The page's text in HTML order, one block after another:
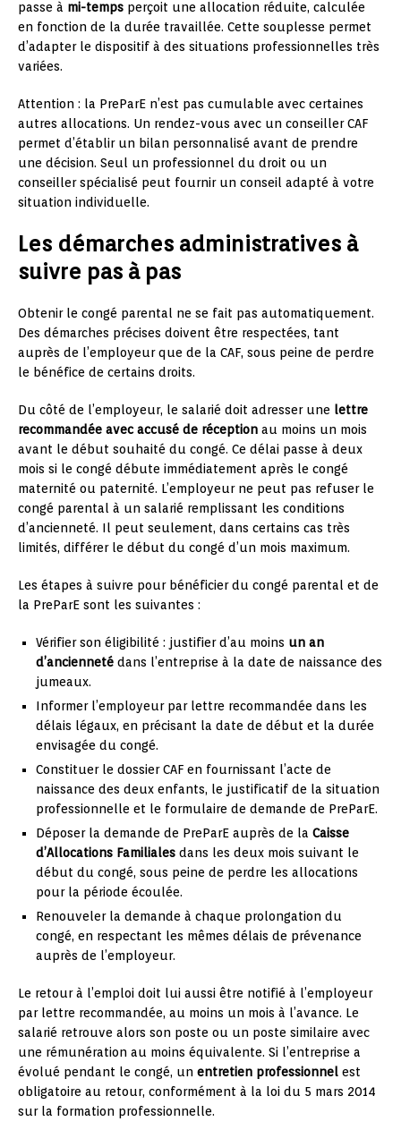
passe à mi-temps perçoit une allocation réduite, calculée
en fonction de la durée travaillée. Cette souplesse permet
d’adapter le dispositif à des situations professionnelles très
variées.
Attention : la PreParE n’est pas cumulable avec certaines
autres allocations. Un rendez-vous avec un conseiller CAF
permet d’établir un bilan personnalisé avant de prendre
une décision. Seul un professionnel du droit ou un
conseiller spécialisé peut fournir un conseil adapté à votre
situation individuelle.
Les démarches administratives à
suivre pas à pas
Obtenir le congé parental ne se fait pas automatiquement.
Des démarches précises doivent être respectées, tant
auprès de l’employeur que de la CAF, sous peine de perdre
le bénéfice de certains droits.
Du côté de l’employeur, le salarié doit adresser une lettre
recommandée avec accusé de réception au moins un mois
avant le début souhaité du congé. Ce délai passe à deux
mois si le congé débute immédiatement après le congé
maternité ou paternité. L’employeur ne peut pas refuser le
congé parental à un salarié remplissant les conditions
d’ancienneté. Il peut seulement, dans certains cas très
limités, différer le début du congé d’un mois maximum.
Les étapes à suivre pour bénéficier du congé parental et de
la PreParE sont les suivantes :
Vérifier son éligibilité : justifier d’au moins un an
d’ancienneté dans l’entreprise à la date de naissance des
jumeaux.
Informer l’employeur par lettre recommandée dans les
délais légaux, en précisant la date de début et la durée
envisagée du congé.
Constituer le dossier CAF en fournissant l’acte de
naissance des deux enfants, le justificatif de la situation
professionnelle et le formulaire de demande de PreParE.
Déposer la demande de PreParE auprès de la Caisse
d’Allocations Familiales dans les deux mois suivant le
début du congé, sous peine de perdre les allocations
pour la période écoulée.
Renouveler la demande à chaque prolongation du
congé, en respectant les mêmes délais de prévenance
auprès de l’employeur.
Le retour à l’emploi doit lui aussi être notifié à l’employeur
par lettre recommandée, au moins un mois à l’avance. Le
salarié retrouve alors son poste ou un poste similaire avec
une rémunération au moins équivalente. Si l’entreprise a
évolué pendant le congé, un entretien professionnel est
obligatoire au retour, conformément à la loi du 5 mars 2014
sur la formation professionnelle.